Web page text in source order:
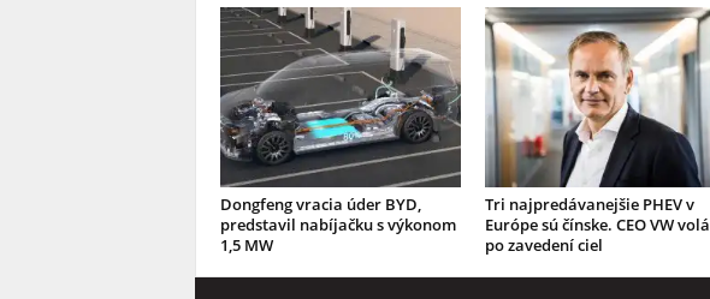
Dongfeng vracia úder BYD,
predstavil nabíjačku s výkonom
1,5 MW
Tri najpredávanejšie PHEV v
Európe sú čínske. CEO VW volá
po zavedení ciel